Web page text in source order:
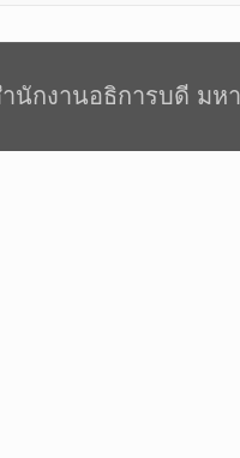
นักงานอธิการบดี มห